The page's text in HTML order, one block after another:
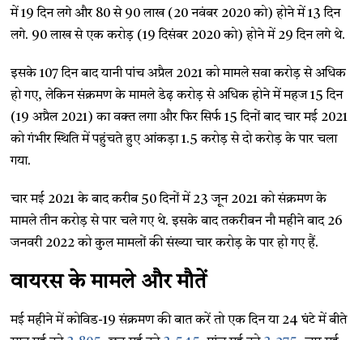
में 19 दिन लगे और 80 से 90 लाख (20 नवंबर 2020 को) होने में 13 दिन
लगे. 90 लाख से एक करोड़ (19 दिसंबर 2020 को) होने में 29 दिन लगे थे.
इसके 107 दिन बाद यानी पांच अप्रैल 2021 को मामले सवा करोड़ से अधिक
हो गए, लेकिन संक्रमण के मामले डेढ़ करोड़ से अधिक होने में महज 15 दिन
(19 अप्रैल 2021) का वक्त लगा और फिर सिर्फ 15 दिनों बाद चार मई 2021
को गंभीर स्थिति में पहुंचते हुए आंकड़ा 1.5 करोड़ से दो करोड़ के पार चला
गया.
चार मई 2021 के बाद करीब 50 दिनों में 23 जून 2021 को संक्रमण के
मामले तीन करोड़ से पार चले गए थे. इसके बाद तकरीबन नौ महीने बाद 26
जनवरी 2022 को कुल मामलों की संख्या चार करोड़ के पार हो गए हैं.
वायरस के मामले और मौतें
मई महीने में कोविड-19 संक्रमण की बात करें तो एक दिन या 24 घंटे में बीते